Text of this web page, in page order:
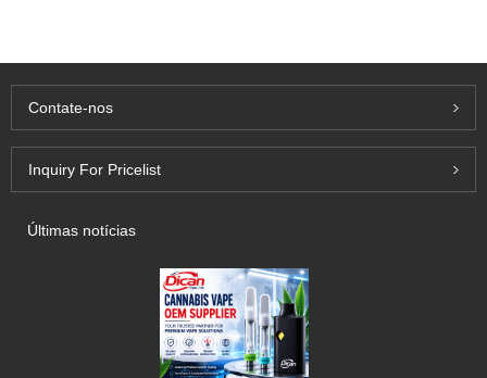
Contate-nos
Inquiry For Pricelist
Últimas notícias